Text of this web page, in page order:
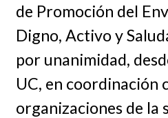
de Promoción del
Digno, Activo y
por unanimidad,
UC, en coordinación
organizaciones de la